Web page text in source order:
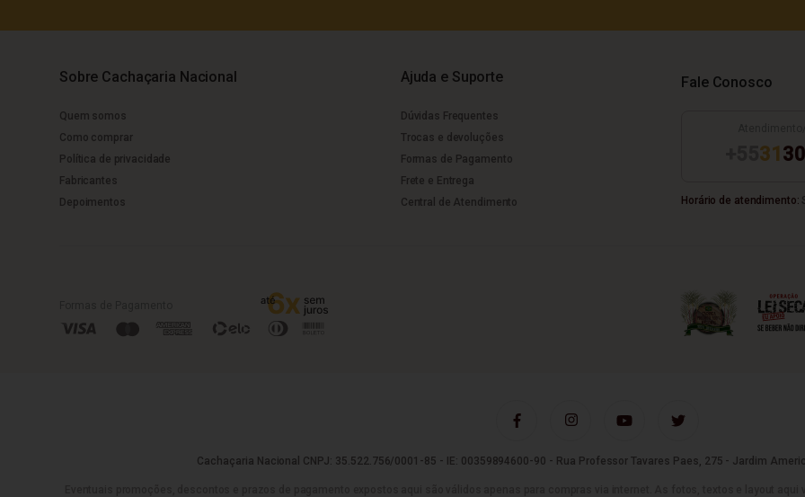
Sobre Cachaçaria Nacional
Quem somos
Como comprar
Política de privacidade
Fabricantes
Depoimentos
Ajuda e Suporte
Dúvidas Frequentes
Trocas e devoluções
Formas de Pagamento
Frete e Entrega
Central de Atendimento
Fale Conosco
31
Horário de atendimento:
Cachaçaria Nacional CNPJ: 35.522.756/0001-85 - IE: 00359894600-90 - Rua Professor Tavares Paes, 275 - Jardim